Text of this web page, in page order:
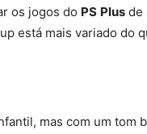
os jogos do PS Plus de
está mais variado do
mas com um tom